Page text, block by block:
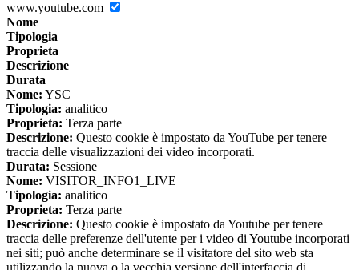
www.youtube.com
Nome
Tipologia
Proprieta
Descrizione
Durata
Nome: YSC
Tipologia: analitico
Proprieta: Terza parte
Descrizione: Questo cookie è impostato da YouTube per tenere
traccia delle visualizzazioni dei video incorporati.
Durata: Sessione
Nome: VISITOR_INFO1_LIVE
Tipologia: analitico
Proprieta: Terza parte
Descrizione: Questo cookie è impostato da Youtube per tenere
traccia delle preferenze dell'utente per i video di Youtube incorporati
nei siti; può anche determinare se il visitatore del sito web sta